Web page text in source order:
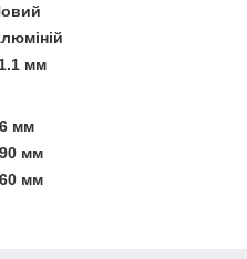
мм
мм
мм
мм